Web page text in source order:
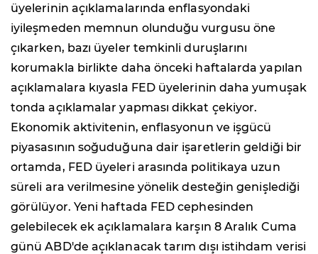
üyelerinin açıklamalarında enflasyondaki
iyileşmeden memnun olunduğu vurgusu öne
çıkarken, bazı üyeler temkinli duruşlarını
korumakla birlikte daha önceki haftalarda yapılan
açıklamalara kıyasla FED üyelerinin daha yumuşak
tonda açıklamalar yapması dikkat çekiyor.
Ekonomik aktivitenin, enflasyonun ve işgücü
piyasasının soğuduğuna dair işaretlerin geldiği bir
ortamda, FED üyeleri arasında politikaya uzun
süreli ara verilmesine yönelik desteğin genişlediği
görülüyor. Yeni haftada FED cephesinden
gelebilecek ek açıklamalara karşın 8 Aralık Cuma
günü ABD'de açıklanacak tarım dışı istihdam verisi